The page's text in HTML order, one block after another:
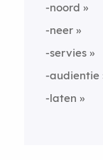
-noord
-neer
-servies
-audientie
-laten